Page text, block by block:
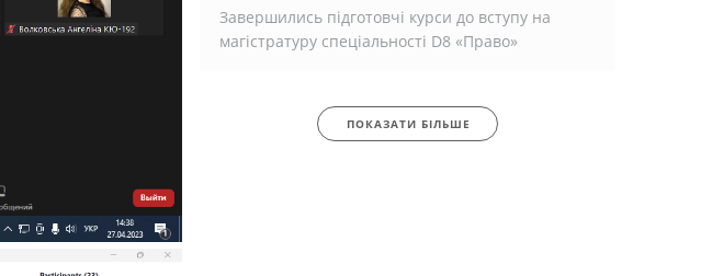
Завершились підготовчі курси до вступу на
магістратуру спеціальності D8 «Право»
ПОКАЗАТИ БІЛЬШЕ